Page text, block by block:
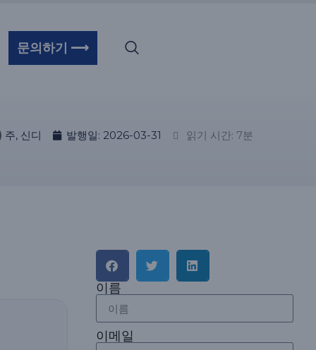
문의하기 ⟶
주, 신디 발행일: 2026-03-31 읽기 시간: 7분
이름
이메일